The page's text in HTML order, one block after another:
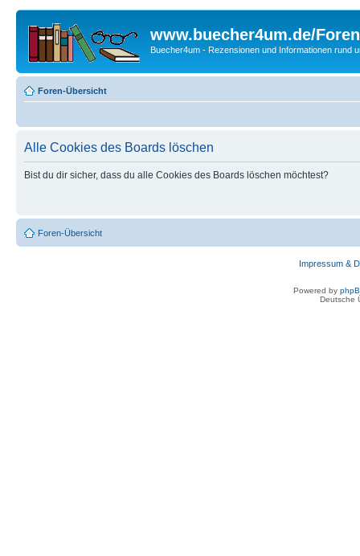
www.buecher4um.de/Foren
Buecher4um - Rezensionen und Informationen rund
Foren-Übersicht
Alle Cookies des Boards löschen
Bist du dir sicher, dass du alle Cookies des Boards löschen möchtest?
Foren-Übersicht
Impressum &
Powered by
Deutsche